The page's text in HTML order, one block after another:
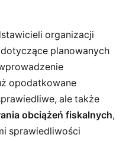
organizacji
planowanych
opodatkowane
ale także
obciążeń fiskalnych,
sprawiedliwości